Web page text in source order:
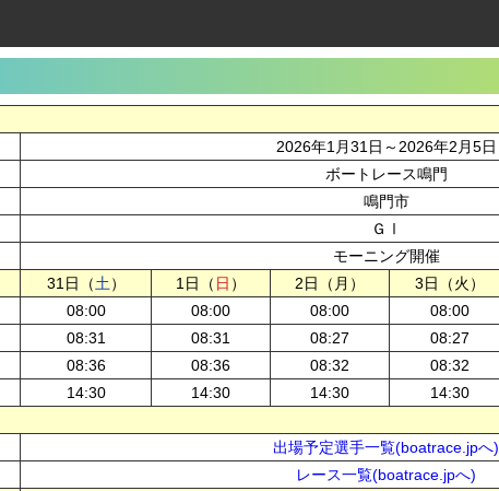
2026年1月31日～2026年2月5日
ボートレース鳴門
鳴門市
ＧⅠ
モーニング開催
31日（土） 1日（ 日 ） 2日（月） 3日（火）
08:00 08:00 08:00 08:00
08:31 08:31 08:27 08:27
08:36 08:36 08:32 08:32
14:30 14:30 14:30 14:30
出場予定選手一覧(boatrace.jpへ)
レース一覧(boatrace.jpへ)